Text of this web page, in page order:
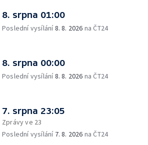
8. srpna 01:00
Poslední vysílání8. 8. 2026 na ČT24
8. srpna 00:00
Poslední vysílání8. 8. 2026 na ČT24
7. srpna 23:05
Zprávy ve 23
Poslední vysílání 7. 8. 2026 na ČT24